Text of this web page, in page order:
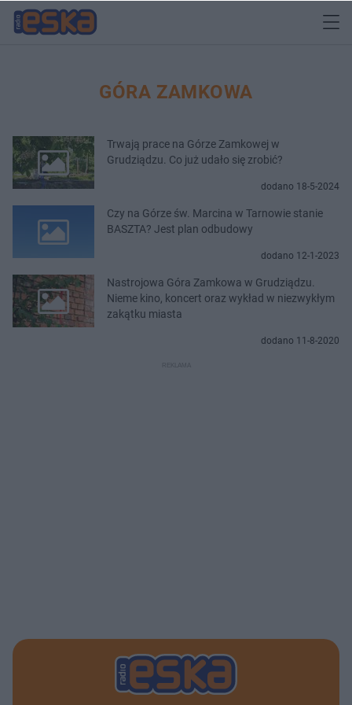
GÓRA ZAMKOWA
Trwają prace na Górze Zamkowej w
Grudziądzu. Co już udało się zrobić?
dodano 18-5-2024
Czy na Górze św. Marcina w Tarnowie stanie
BASZTA? Jest plan odbudowy
dodano 12-1-2023
Nastrojowa Góra Zamkowa w Grudziądzu.
Nieme kino, koncert oraz wykład w niezwykłym
zakątku miasta
dodano 11-8-2020